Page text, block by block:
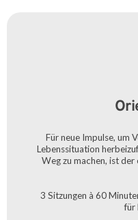
Für neue Impulse, um
Lebenssituation
Weg zu machen, ist
3 Sitzungen à 60
für